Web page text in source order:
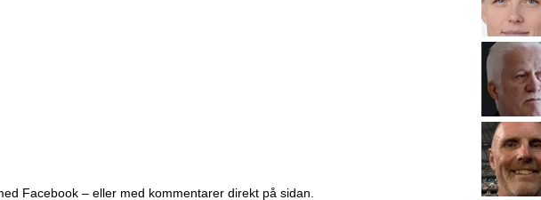
Facebook – eller med kommentarer direkt på sidan.